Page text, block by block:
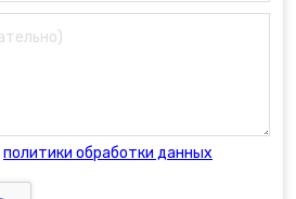
политики обработки данных